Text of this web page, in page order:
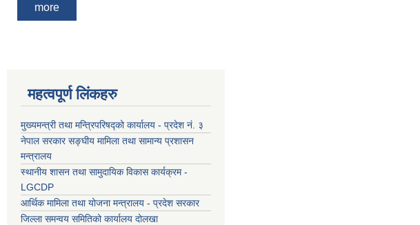
more
महत्वपूर्ण लिंकहरु
मुख्यमन्त्री तथा मन्त्रिपरिषद्को कार्यालय - प्रदेश नं. ३
नेपाल सरकार सङ्घीय मामिला तथा सामान्य प्रशासन
मन्त्रालय
स्थानीय शासन तथा सामुदायिक विकास कार्यक्रम -
LGCDP
आर्थिक मामिला तथा योजना मन्त्रालय - प्रदेश सरकार
जिल्ला समन्वय समितिको कार्यालय दोलखा